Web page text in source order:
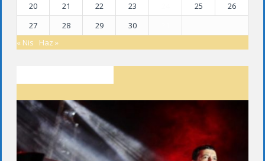
20
21 22 23 25
26
27
28 29 30
« Nis
Haz »